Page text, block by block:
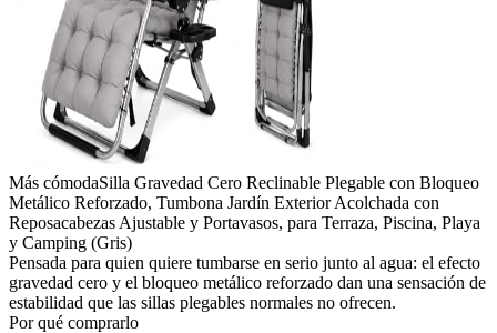
Más cómodaSilla Gravedad Cero Reclinable Plegable con Bloqueo
Metálico Reforzado, Tumbona Jardín Exterior Acolchada con
Reposacabezas Ajustable y Portavasos, para Terraza, Piscina, Playa
y Camping (Gris)
Pensada para quien quiere tumbarse en serio junto al agua: el efecto
gravedad cero y el bloqueo metálico reforzado dan una sensación de
estabilidad que las sillas plegables normales no ofrecen.
Por qué comprarlo